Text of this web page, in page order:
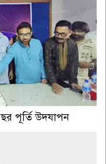
পূর্তি উদযাপন